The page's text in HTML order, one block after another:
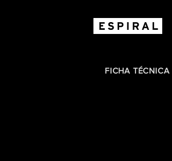
FICHA TÉCNICA